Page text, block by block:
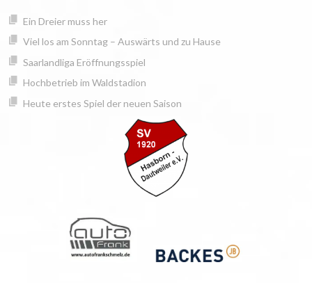
springen
zum
Inhalt
Ein Dreier muss her
Viel los am Sonntag – Auswärts und zu Hause
Saarlandliga Eröffnungsspiel
Hochbetrieb im Waldstadion
Heute erstes Spiel der neuen Saison